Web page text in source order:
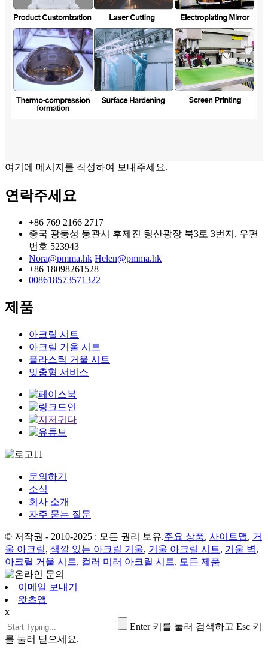
여기에 메시지를 작성하여 보내주세요.
연락주세요
+86 769 2166 2717
중국 광둥성 둥관시 후제진 팅산광장 북3로 3번지, 우편
번호 523943
Nora@pmma.hk Helen@pmma.hk
+86 18098261528
008618573571322
제품
아크릴 시트
아크릴 거울 시트
플라스틱 거울 시트
맞춤형 서비스
문의하기
소식
회사 소개
자주 묻는 질문
© 저작권 - 2010-2025 : 모든 권리 보유.주요 상품, 사이트맵, 거
울 아크릴, 색깔 있는 아크릴 거울, 거울 아크릴 시트, 거울 벽,
아크릴 거울 시트, 컬러 미러 아크릴 시트, 모든 제품
이메일 보내기
왓츠앱
x
Enter 키를 눌러 검색하고 Esc 키
를 눌러 닫으세요.